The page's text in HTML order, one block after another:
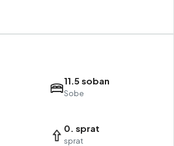
11.5 soban
Sobe
0. sprat
sprat